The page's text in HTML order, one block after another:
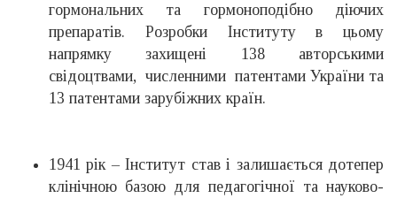
гормональних та гормоноподібно діючих
препаратів. Розробки Інституту в цьому
напрямку захищені 138 авторськими
свідоцтвами, численними патентами України та
13 патентами зарубіжних країн.
1941 рік – Інститут став і залишається дотепер
клінічною базою для педагогічної та науково-